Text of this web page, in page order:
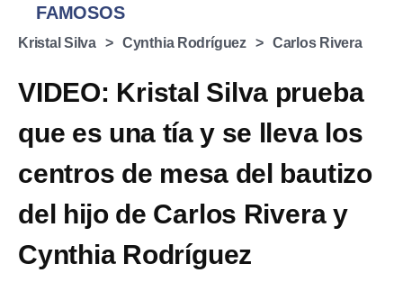
FAMOSOS
Kristal Silva Cynthia Rodríguez Carlos Rivera
VIDEO: Kristal Silva prueba
que es una tía y se lleva los
centros de mesa del bautizo
del hijo de Carlos Rivera y
Cynthia Rodríguez